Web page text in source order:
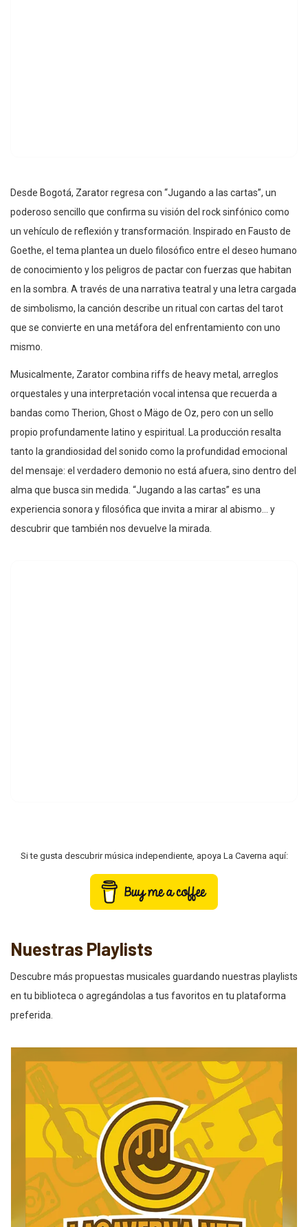
Desde Bogotá, Zarator regresa con “Jugando a las cartas”, un
poderoso sencillo que confirma su visión del rock sinfónico como
un vehículo de reflexión y transformación. Inspirado en Fausto de
Goethe, el tema plantea un duelo filosófico entre el deseo humano
de conocimiento y los peligros de pactar con fuerzas que habitan
en la sombra. A través de una narrativa teatral y una letra cargada
de simbolismo, la canción describe un ritual con cartas del tarot
que se convierte en una metáfora del enfrentamiento con uno
mismo.
Musicalmente, Zarator combina riffs de heavy metal, arreglos
orquestales y una interpretación vocal intensa que recuerda a
bandas como Therion, Ghost o Mägo de Oz, pero con un sello
propio profundamente latino y espiritual. La producción resalta
tanto la grandiosidad del sonido como la profundidad emocional
del mensaje: el verdadero demonio no está afuera, sino dentro del
alma que busca sin medida. “Jugando a las cartas” es una
experiencia sonora y filosófica que invita a mirar al abismo… y
descubrir que también nos devuelve la mirada.
Si te gusta descubrir música independiente, apoya La Caverna aquí:
Nuestras Playlists
Descubre más propuestas musicales guardando nuestras playlists
en tu biblioteca o agregándolas a tus favoritos en tu plataforma
preferida.